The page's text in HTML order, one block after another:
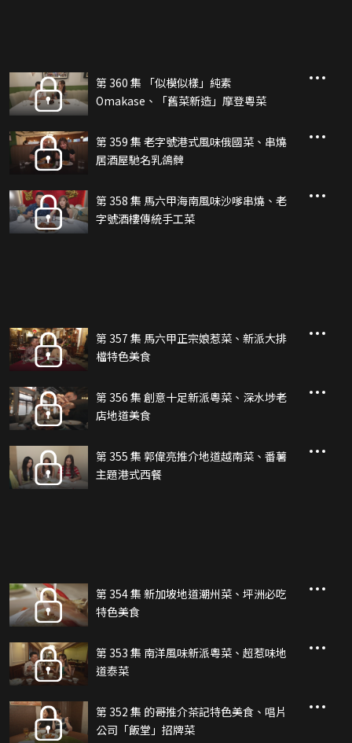
第 360 集 「似模似樣」純素
Omakase、「舊菜新造」摩登粵菜
第 359 集 老字號港式風味俄國菜、串燒
居酒屋馳名乳鴿髀
第 358 集 馬六甲海南風味沙嗲串燒、老
字號酒樓傳統手工菜
第 357 集 馬六甲正宗娘惹菜、新派大排
檔特色美食
第 356 集 創意十足新派粵菜、深水埗老
店地道美食
第 355 集 郭偉亮推介地道越南菜、番薯
主題港式西餐
第 354 集 新加坡地道潮州菜、坪洲必吃
特色美食
第 353 集 南洋風味新派粵菜、超惹味地
道泰菜
第 352 集 的哥推介茶記特色美食、唱片
公司「飯堂」招牌菜